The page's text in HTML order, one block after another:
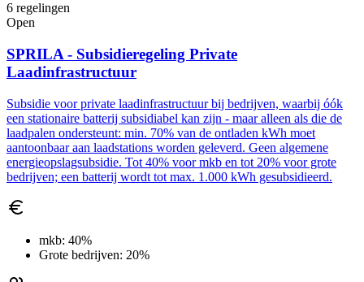
6 regelingen
Open
SPRILA - Subsidieregeling Private
Laadinfrastructuur
Subsidie voor private laadinfrastructuur bij bedrijven, waarbij óók
een stationaire batterij subsidiabel kan zijn - maar alleen als die de
laadpalen ondersteunt: min. 70% van de ontladen kWh moet
aantoonbaar aan laadstations worden geleverd. Geen algemene
energieopslagsubsidie. Tot 40% voor mkb en tot 20% voor grote
bedrijven; een batterij wordt tot max. 1.000 kWh gesubsidieerd.
mkb: 40%
Grote bedrijven: 20%